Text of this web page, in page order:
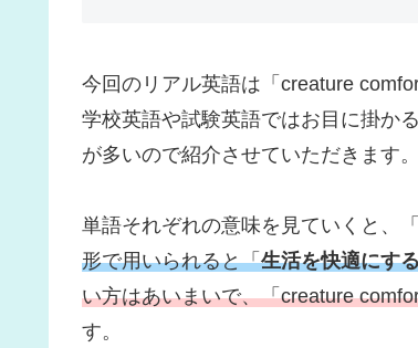
今回のリアル英語は「creature
学校英語や試験英語ではお目に掛か
が多いので紹介させていただきます。
単語それぞれの意味を見ていくと、
形で用いられると「生活を快適にす
い方はあいまいで、「creature
す。